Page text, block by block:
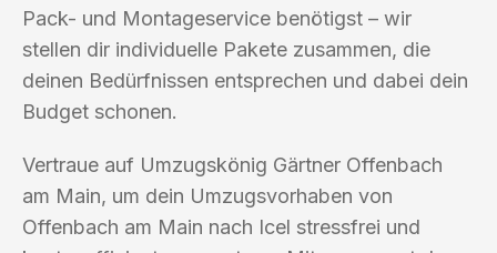
Pack- und Montageservice benötigst – wir
stellen dir individuelle Pakete zusammen, die
deinen Bedürfnissen entsprechen und dabei dein
Budget schonen.
Vertraue auf Umzugskönig Gärtner Offenbach
am Main, um dein Umzugsvorhaben von
Offenbach am Main nach Icel stressfrei und